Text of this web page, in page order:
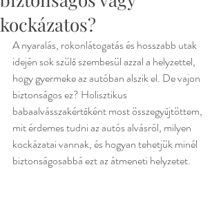
kockázatos?
A nyaralás, rokonlátogatás és hosszabb utak
idején sok szülő szembesül azzal a helyzettel,
hogy gyermeke az autóban alszik el. De vajon
biztonságos ez? Holisztikus
babaalvásszakértőként most összegyűjtöttem,
mit érdemes tudni az autós alvásról, milyen
kockázatai vannak, és hogyan tehetjük minél
biztonságosabbá ezt az átmeneti helyzetet.